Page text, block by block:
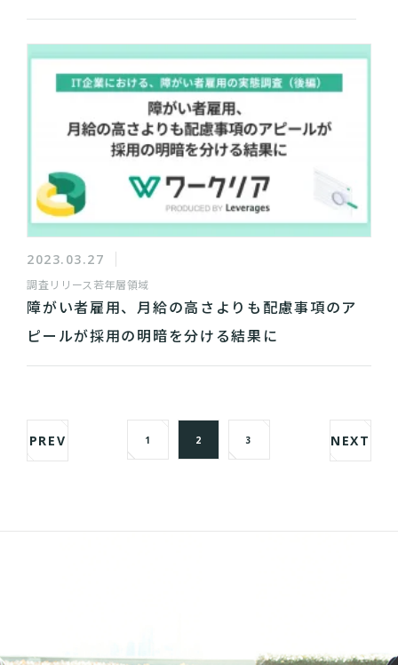
2023.03.27
調査リリース 若年層領域
障がい者雇用、月給の高さよりも配慮事項のア
ピールが採用の明暗を分ける結果に
PREV 1 2 3 NEXT